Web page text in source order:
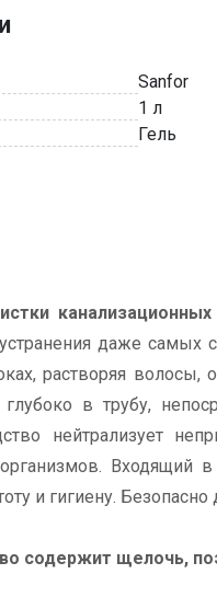
Sanfor
1 л
Гель
даже самых
растворяя волосы,
глубоко в трубу,
нейтрализует
Входящий
и гигиену.
содержит щелочь,